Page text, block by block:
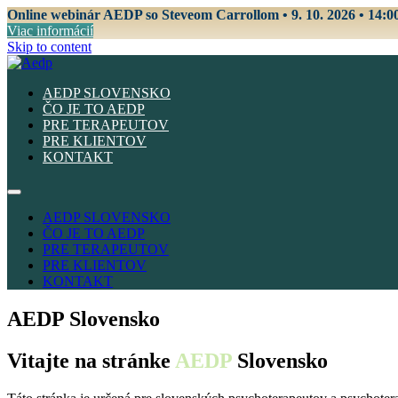
Online webinár AEDP so Steveom Carrollom • 9. 10. 2026 •
Viac informácií
Skip to content
AEDP SLOVENSKO
ČO JE TO AEDP
PRE TERAPEUTOV
PRE KLIENTOV
KONTAKT
AEDP SLOVENSKO
ČO JE TO AEDP
PRE TERAPEUTOV
PRE KLIENTOV
KONTAKT
AEDP Slovensko
Vitajte na stránke AEDP Slovensko